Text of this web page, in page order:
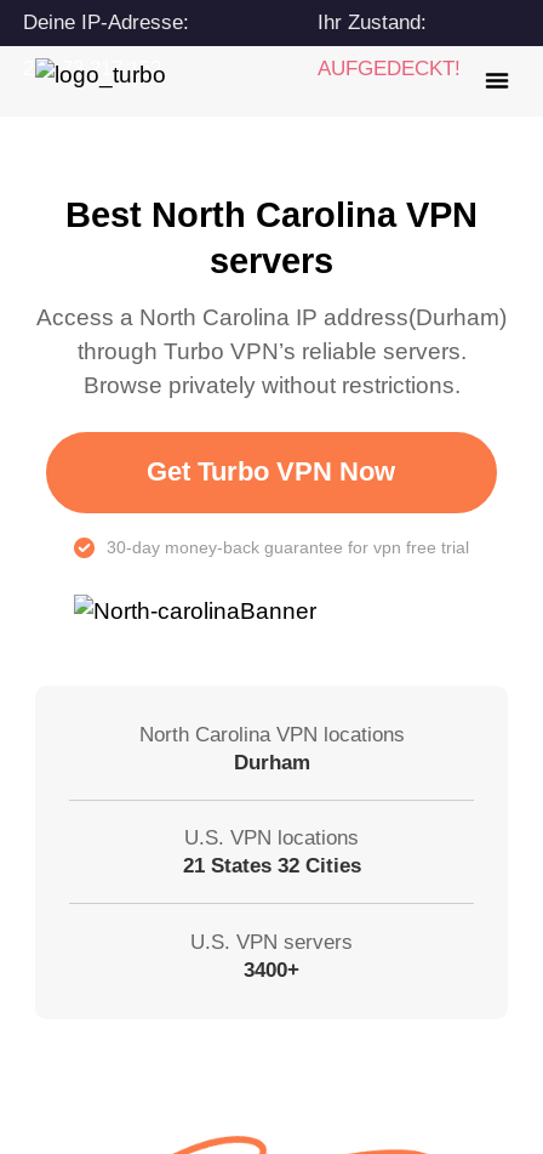
Deine IP-Adresse:
216.73.217.152
Ihr Zustand:
AUFGEDECKT!
Best North Carolina VPN
servers
Access a North Carolina IP address(Durham)
through Turbo VPN’s reliable servers.
Browse privately without restrictions.
Get Turbo VPN Now
30-day money-back guarantee for vpn free trial
North Carolina VPN locations
Durham
U.S. VPN locations
21 States 32 Cities
U.S. VPN servers
3400+